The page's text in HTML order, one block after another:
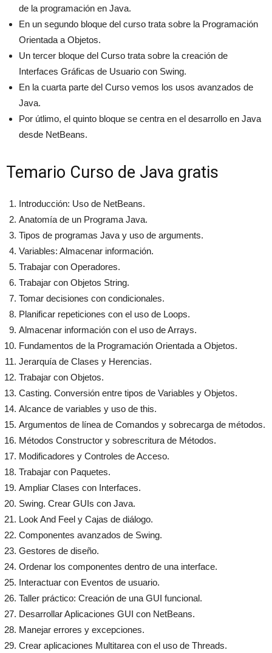
de la programación en Java.
En un segundo bloque del curso trata sobre la Programación
Orientada a Objetos.
Un tercer bloque del Curso trata sobre la creación de
Interfaces Gráficas de Usuario con Swing.
En la cuarta parte del Curso vemos los usos avanzados de
Java.
Por útlimo, el quinto bloque se centra en el desarrollo en Java
desde NetBeans.
Temario Curso de Java gratis
Introducción: Uso de NetBeans.
Anatomía de un Programa Java.
Tipos de programas Java y uso de arguments.
Variables: Almacenar información.
Trabajar con Operadores.
Trabajar con Objetos String.
Tomar decisiones con condicionales.
Planificar repeticiones con el uso de Loops.
Almacenar información con el uso de Arrays.
Fundamentos de la Programación Orientada a Objetos.
Jerarquía de Clases y Herencias.
Trabajar con Objetos.
Casting. Conversión entre tipos de Variables y Objetos.
Alcance de variables y uso de this.
Argumentos de línea de Comandos y sobrecarga de métodos.
Métodos Constructor y sobrescritura de Métodos.
Modificadores y Controles de Acceso.
Trabajar con Paquetes.
Ampliar Clases con Interfaces.
Swing. Crear GUIs con Java.
Look And Feel y Cajas de diálogo.
Componentes avanzados de Swing.
Gestores de diseño.
Ordenar los componentes dentro de una interface.
Interactuar con Eventos de usuario.
Taller práctico: Creación de una GUI funcional.
Desarrollar Aplicaciones GUI con NetBeans.
Manejar errores y excepciones.
Crear aplicaciones Multitarea con el uso de Threads.